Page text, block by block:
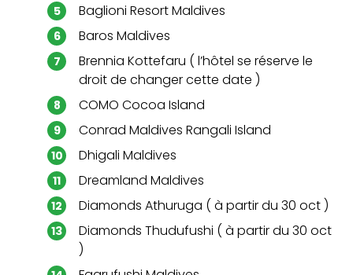
Baglioni Resort Maldives
Baros Maldives
Brennia Kottefaru ( l’hôtel se réserve le
droit de changer cette date )
COMO Cocoa Island
Conrad Maldives Rangali Island
Dhigali Maldives
Dreamland Maldives
Diamonds Athuruga ( à partir du 30 oct )
Diamonds Thudufushi ( à partir du 30 oct
)